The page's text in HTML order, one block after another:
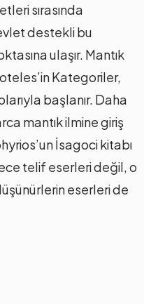
sırasında
destekli bu
ulaşır. Mantık
Kategoriler,
başlanır. Daha
mantık ilmine giriş
İsagoci kitabı
telif eserleri değil, o
eserleri de